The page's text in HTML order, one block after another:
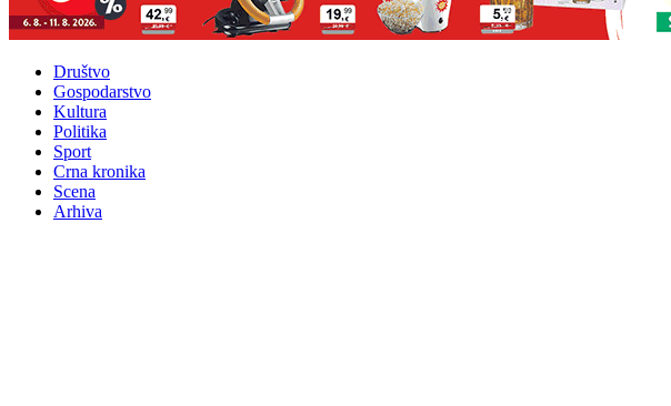
Društvo
Gospodarstvo
Kultura
Politika
Sport
Crna kronika
Scena
Arhiva